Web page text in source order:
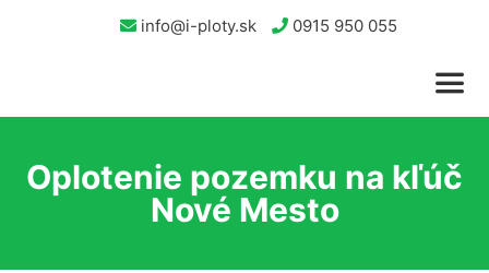
info@i-ploty.sk 0915 950 055
Oplotenie pozemku na kľúč
Nové Mesto